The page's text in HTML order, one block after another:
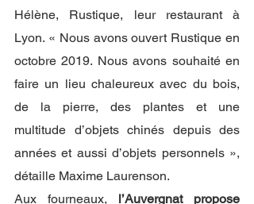
Hélène, Rustique, leur restaurant à
Lyon. « Nous avons ouvert Rustique en
octobre 2019. Nous avons souhaité en
faire un lieu chaleureux avec du bois,
de la pierre, des plantes et une
multitude d’objets chinés depuis des
années et aussi d’objets personnels »,
détaille Maxime Laurenson.
Aux fourneaux, l’Auvergnat propose